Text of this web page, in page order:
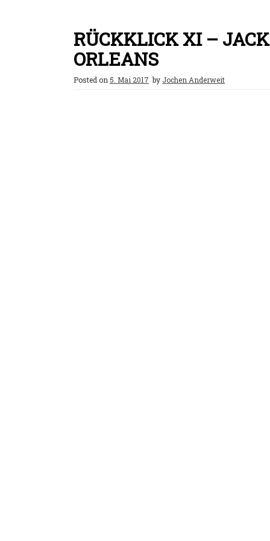
RÜCKKLICK XI –
ORLEANS
Posted on 5. Mai 2017 by Jochen Anderweit